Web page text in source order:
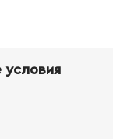
условия